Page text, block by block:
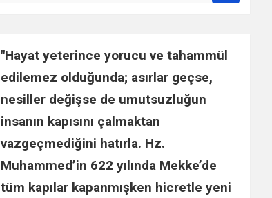
"Hayat yeterince yorucu ve tahammül
edilemez olduğunda; asırlar geçse,
nesiller değişse de umutsuzluğun
insanın kapısını çalmaktan
vazgeçmediğini hatırla. Hz.
Muhammed’in 622 yılında Mekke’de
tüm kapılar kapanmışken hicretle yeni